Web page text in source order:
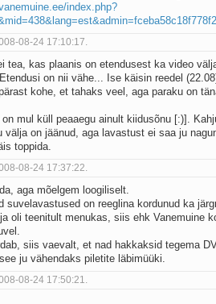
index.php?
08-24 17:10:17.
tea, kas plaanis on etendusest ka video
on nii vähe... Ise käisin reedel
kohe, et tahaks veel, aga paraku on
on mul küll peaaegu ainult kiidusõnu [:)].
välja on jäänud, aga lavastust ei saa ju
toppida.
08-24 17:37:22.
aga mõelgem loogiliselt.
suvelavastused on reeglina kordunud ka
oli teenitult menukas, siis ehk Vanemuine
siis vaevalt, et nad hakkaksid tegema
ju vähendaks piletite läbimüüki.
08-24 17:50:21.